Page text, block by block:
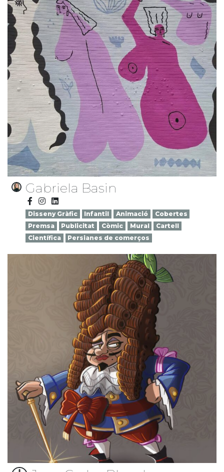
Gabriela Basin
Disseny Gràfic Infantil Animació
Cobertes
Premsa
Publicitat Còmic Mural
Cartell
Científica
Persianes de comerços